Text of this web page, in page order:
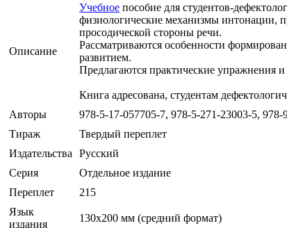
Описание
Учебное пособие для студентов-
физиологические механизмы интонации,
просодической стороны речи.
Рассматриваются особенности
развитием.
Предлагаются практические упражнения
Книга адресована, студентам
Авторы
978-5-17-057705-7, 978-5-271-23003-5, 978-
Тираж
Твердый переплет
Издательства
Русский
Серия
Отдельное издание
Переплет
215
Язык
издания
130х200 мм (средний формат)